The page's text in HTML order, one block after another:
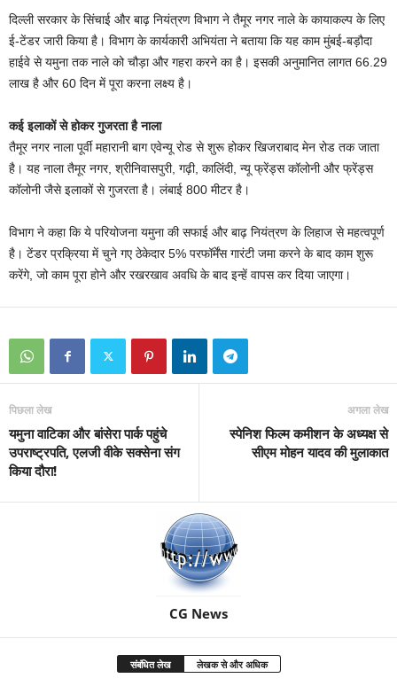
दिल्ली सरकार के सिंचाई और बाढ़ नियंत्रण विभाग ने तैमूर नगर नाले के कायाकल्प के लिए
ई-टेंडर जारी किया है। विभाग के कार्यकारी अभियंता ने बताया कि यह काम मुंबई-बड़ौदा
हाईवे से यमुना तक नाले को चौड़ा और गहरा करने का है। इसकी अनुमानित लागत 66.29
लाख है और 60 दिन में पूरा करना लक्ष्य है।
कई इलाकों से होकर गुजरता है नाला
तैमूर नगर नाला पूर्वी महारानी बाग एवेन्यू रोड से शुरू होकर खिजराबाद मेन रोड तक जाता
है। यह नाला तैमूर नगर, श्रीनिवासपुरी, गढ़ी, कालिंदी, न्यू फ्रेंड्स कॉलोनी और फ्रेंड्स
कॉलोनी जैसे इलाकों से गुजरता है। लंबाई 800 मीटर है।
विभाग ने कहा कि ये परियोजना यमुना की सफाई और बाढ़ नियंत्रण के लिहाज से महत्वपूर्ण
है। टेंडर प्रक्रिया में चुने गए ठेकेदार 5% परफॉर्मेंस गारंटी जमा करने के बाद काम शुरू
करेंगे, जो काम पूरा होने और रखरखाव अवधि के बाद इन्हें वापस कर दिया जाएगा।
पिछला लेख
यमुना वाटिका और बांसेरा पार्क पहुंचे
उपराष्ट्रपति, एलजी वीके सक्सेना संग
किया दौरा!
अगला लेख
स्पेनिश फिल्म कमीशन के अध्यक्ष से
सीएम मोहन यादव की मुलाकात
CG News
संबंधित लेख लेखक से और अधिक